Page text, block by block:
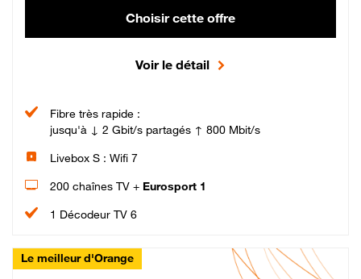
Choisir cette offre
Voir le détail
Fibre très rapide :
jusqu'à ↓ 2 Gbit/s partagés ↑ 800 Mbit/s
Livebox S : Wifi 7
200 chaînes TV + Eurosport 1
1 Décodeur TV 6
Le meilleur d'Orange